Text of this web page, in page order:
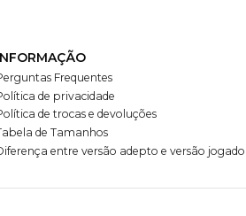
Frequentes
de privacidade
de trocas e devoluções
de Tamanhos
entre versão adepto e versão